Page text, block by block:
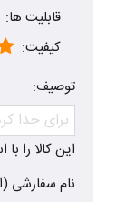
قابلیت ها:
کیفیت:
توصیف:
این کالا را
نام سفارشی